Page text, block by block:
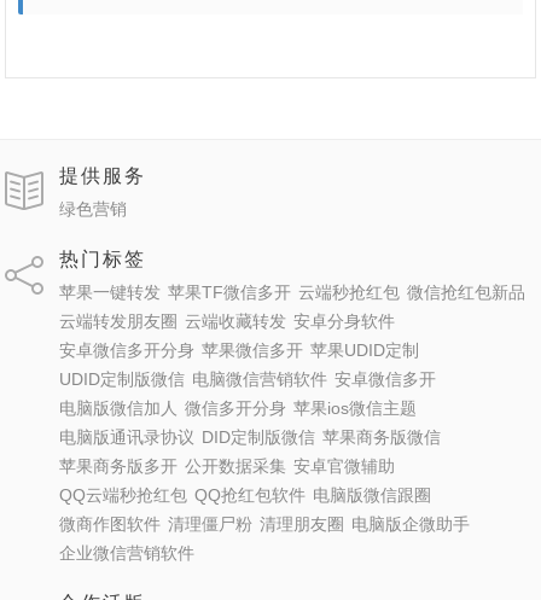
提供服务
绿色营销
热门标签
苹果一键转发 苹果TF微信多开 云端秒抢红包 微信抢红包新品
云端转发朋友圈 云端收藏转发 安卓分身软件
安卓微信多开分身 苹果微信多开 苹果UDID定制
UDID定制版微信 电脑微信营销软件 安卓微信多开
电脑版微信加人 微信多开分身 苹果ios微信主题
电脑版通讯录协议 DID定制版微信 苹果商务版微信
苹果商务版多开 公开数据采集 安卓官微辅助
QQ云端秒抢红包 QQ抢红包软件 电脑版微信跟圈
微商作图软件 清理僵尸粉 清理朋友圈 电脑版企微助手
企业微信营销软件